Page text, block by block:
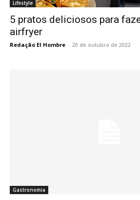
Lifestyle
5 pratos deliciosos para
airfryer
Redação El Hombre - 20 de outubro de 2022
Gastronomia